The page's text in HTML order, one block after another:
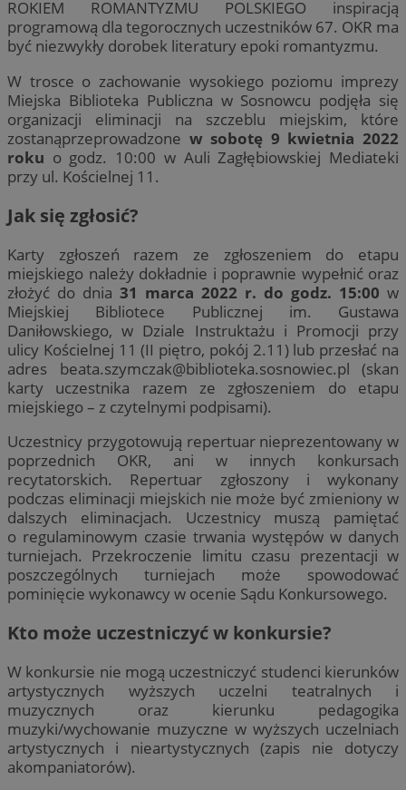
ROKIEM ROMANTYZMU POLSKIEGO inspiracją
programową dla tegorocznych uczestników 67. OKR ma
być niezwykły dorobek literatury epoki romantyzmu.
W trosce o zachowanie wysokiego poziomu imprezy
Miejska Biblioteka Publiczna w Sosnowcu podjęła się
organizacji eliminacji na szczeblu miejskim, które
zostanąprzeprowadzone w sobotę 9 kwietnia 2022
roku o godz. 10:00 w Auli Zagłębiowskiej Mediateki
przy ul. Kościelnej 11.
Jak się zgłosić?
Karty zgłoszeń razem ze zgłoszeniem do etapu
miejskiego należy dokładnie i poprawnie wypełnić oraz
złożyć do dnia 31 marca 2022 r. do godz. 15:00 w
Miejskiej Bibliotece Publicznej im. Gustawa
Daniłowskiego, w Dziale Instruktażu i Promocji przy
ulicy Kościelnej 11 (II piętro, pokój 2.11) lub przesłać na
adres beata.szymczak@biblioteka.sosnowiec.pl (skan
karty uczestnika razem ze zgłoszeniem do etapu
miejskiego – z czytelnymi podpisami).
Uczestnicy przygotowują repertuar nieprezentowany w
poprzednich OKR, ani w innych konkursach
recytatorskich. Repertuar zgłoszony i wykonany
podczas eliminacji miejskich nie może być zmieniony w
dalszych eliminacjach. Uczestnicy muszą pamiętać
o regulaminowym czasie trwania występów w danych
turniejach. Przekroczenie limitu czasu prezentacji w
poszczególnych turniejach może spowodować
pominięcie wykonawcy w ocenie Sądu Konkursowego.
Kto może uczestniczyć w konkursie?
W konkursie nie mogą uczestniczyć studenci kierunków
artystycznych wyższych uczelni teatralnych i
muzycznych oraz kierunku pedagogika
muzyki/wychowanie muzyczne w wyższych uczelniach
artystycznych i nieartystycznych (zapis nie dotyczy
akompaniatorów).